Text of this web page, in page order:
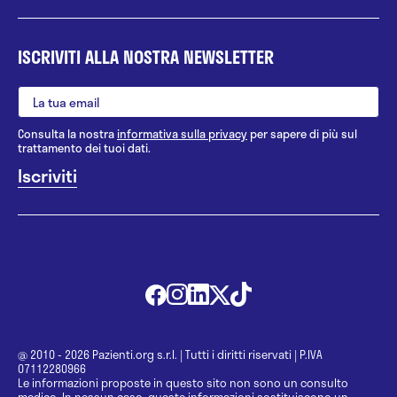
macchia del reato: il reattivo Rorschach nelle
perizie di abuso su minori”
- 2016 B.A.T. Corso "Organizzazione e funzioni di un
centro per le famiglie" presso Demetra ONLUS
ISCRIVITI ALLA NOSTRA NEWSLETTER
Consulta la nostrainformativa sulla privacy per sapere di più sul
trattamento dei tuoi dati.
@ 2010 - 2026 Pazienti.org s.r.l. | Tutti i diritti riservati | P.IVA
07112280966
Le informazioni proposte in questo sito non sono un consulto